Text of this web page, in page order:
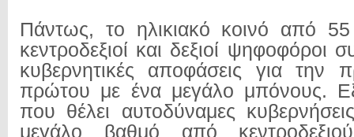
Πάντως, το ηλικιακό κοινό από
κεντροδεξιοί και δεξιοί ψηφοφόροι
κυβερνητικές αποφάσεις για την
πρώτου με ένα μεγάλο μπόνους.
που θέλει αυτοδύναμες
μεγάλο βαθμό από